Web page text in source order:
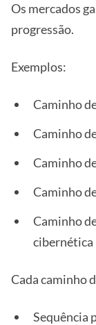
Os mercados
progressão.
Exemplos:
Caminho
Caminho
Caminho
Caminho
Caminho
cibernética
Cada caminho
Sequência